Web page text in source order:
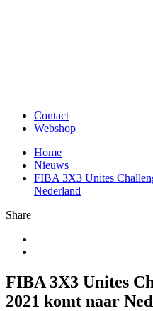
Contact
Webshop
Home
Nieuws
FIBA 3X3 Unites
Nederland
Share
FIBA 3X3 Unites
2021 komt naar